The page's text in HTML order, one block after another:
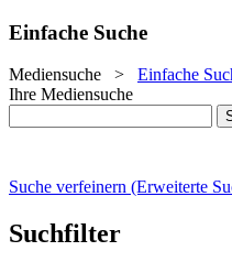
Einfache Suche
Mediensuche > Einfache
Ihre Mediensuche
Suche verfeinern (Erweiterte
Suchfilter